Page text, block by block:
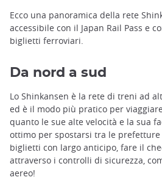
Ecco una panoramica della rete
accessibile con il Japan Rail Pass e
biglietti ferroviari.
Da nord a sud
Lo Shinkansen è la rete di treni ad
ed è il modo più pratico per
quanto le sue alte velocità e la sua
ottimo per spostarsi tra le
biglietti con largo anticipo, fare il
attraverso i controlli di sicurezza,
aereo!